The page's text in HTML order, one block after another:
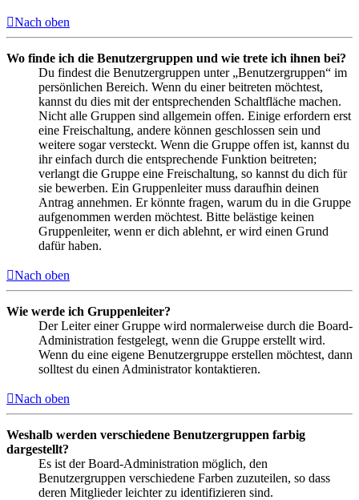
Nach oben
Wo finde ich die Benutzergruppen und wie trete ich ihnen bei?
Du findest die Benutzergruppen unter „Benutzergruppen“ im
persönlichen Bereich. Wenn du einer beitreten möchtest,
kannst du dies mit der entsprechenden Schaltfläche machen.
Nicht alle Gruppen sind allgemein offen. Einige erfordern erst
eine Freischaltung, andere können geschlossen sein und
weitere sogar versteckt. Wenn die Gruppe offen ist, kannst du
ihr einfach durch die entsprechende Funktion beitreten;
verlangt die Gruppe eine Freischaltung, so kannst du dich für
sie bewerben. Ein Gruppenleiter muss daraufhin deinen
Antrag annehmen. Er könnte fragen, warum du in die Gruppe
aufgenommen werden möchtest. Bitte belästige keinen
Gruppenleiter, wenn er dich ablehnt, er wird einen Grund
dafür haben.
Nach oben
Wie werde ich Gruppenleiter?
Der Leiter einer Gruppe wird normalerweise durch die Board-
Administration festgelegt, wenn die Gruppe erstellt wird.
Wenn du eine eigene Benutzergruppe erstellen möchtest, dann
solltest du einen Administrator kontaktieren.
Nach oben
Weshalb werden verschiedene Benutzergruppen farbig
dargestellt?
Es ist der Board-Administration möglich, den
Benutzergruppen verschiedene Farben zuzuteilen, so dass
deren Mitglieder leichter zu identifizieren sind.